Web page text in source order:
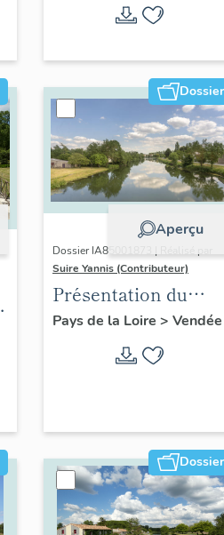
Dossier
Aperçu
Dossier IA85001873 | Réalisé par
Suire Yannis (Contributeur)
Présentation du
territoire de la Vallée
de la Sèvre Niortaise
dans le Marais
Pays de la Loire > Vendée
Dossier